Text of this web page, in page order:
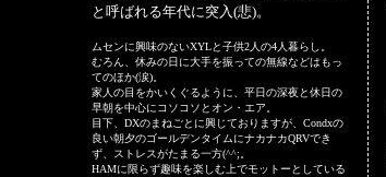
と呼ばれる年代に突入(悲)。
ムセンに興味のないXYLと子供2人の4人暮らし。
むろん、休みの日に大手を振っての無線などはもっ
てのほか(涙)。
家人の目をかいくぐるように、平日の深夜と休日の
早朝を中心にコソコソとオン・エア。
目下、DXのまねごとに興じておりますが、Condxの
良い朝夕のゴールデンタイムにナカナカQRVでき
ず、ストレスがたまる一方(^^;。
HAMに限らず趣味を楽しむ上でモットーとしている